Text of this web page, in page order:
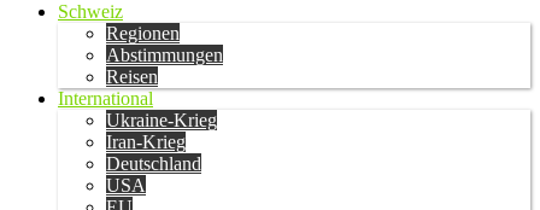
Schweiz
Regionen
Abstimmungen
Reisen
International
Ukraine-Krieg
Iran-Krieg
Deutschland
USA